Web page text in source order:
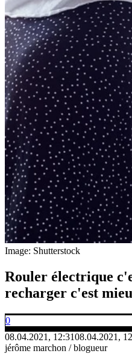
Image: Shutterstock
Rouler électrique
recharger c'est
0
08.04.2021, 12:3108.04.2021,
jérôme marchon / blogueur